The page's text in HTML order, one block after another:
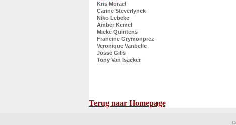
Kris Morael
Carine Steverlynck
Niko Lebeke
Amber Kemel
Mieke Quintens
Francine Grymonprez
Veronique Vanbelle
Josse Gilis
Tony Van Isacker
Terug naar Homepage